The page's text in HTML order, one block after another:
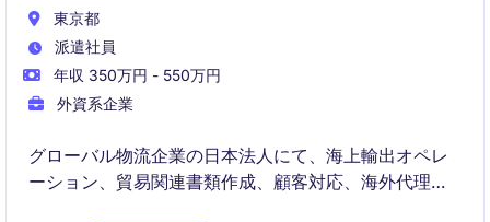
東京都
派遣社員
年収 350万円 - 550万円
外資系企業
グローバル物流企業の日本法人にて、海上輸出オペレ
ーション、貿易関連書類作成、顧客対応、海外代理店